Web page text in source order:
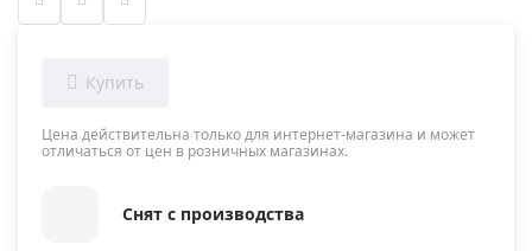
Цена действительна только для интернет-магазина и может
отличаться от цен в розничных магазинах.
Снят с производства